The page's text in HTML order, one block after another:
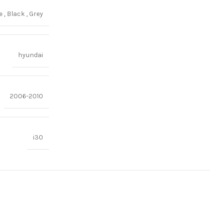
, Black , Grey
hyundai
2006-2010
i30